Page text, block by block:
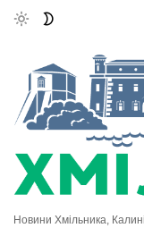
Новини Хмільника,